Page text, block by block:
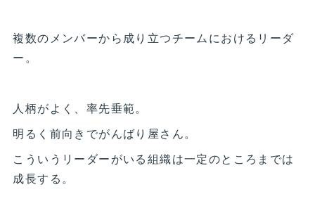
複数のメンバーから成り立つチームにおけるリーダ
ー。
人柄がよく、率先垂範。
明るく前向きでがんばり屋さん。
こういうリーダーがいる組織は一定のところまでは
成長する。